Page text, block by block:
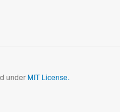
underMIT License.